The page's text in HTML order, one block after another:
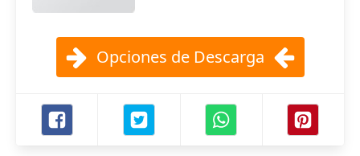
Opciones de Descarga